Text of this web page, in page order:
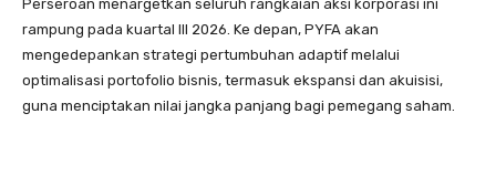
Perseroan menargetkan seluruh rangkaian aksi korporasi ini
rampung pada kuartal III 2026. Ke depan, PYFA akan
mengedepankan strategi pertumbuhan adaptif melalui
optimalisasi portofolio bisnis, termasuk ekspansi dan akuisisi,
guna menciptakan nilai jangka panjang bagi pemegang saham.